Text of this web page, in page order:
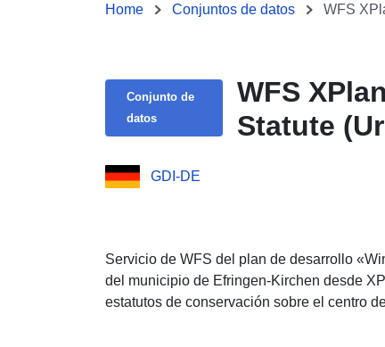
Home Conjuntos de datos WFS
Conjunto de
datos
WFS
Statute
GDI-DE
Servicio de WFS del plan de desarrollo
del municipio de Efringen-Kirchen desde
estatutos de conservación sobre el centro